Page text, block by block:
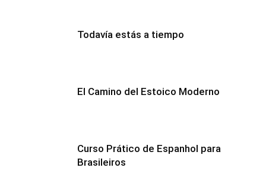
Todavía estás a tiempo
El Camino del Estoico Moderno
Curso Prático de Espanhol para
Brasileiros